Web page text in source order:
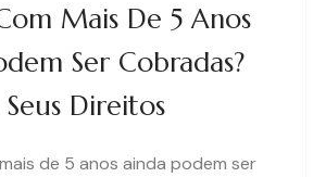
Mais De 5 Anos
Ser Cobradas?
Direitos
de 5 anos ainda podem ser